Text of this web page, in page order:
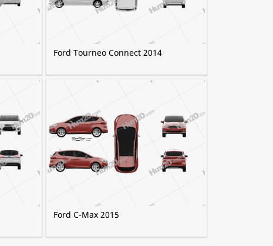
Ford Tourneo Connect 2014
Ford C-Max 2015